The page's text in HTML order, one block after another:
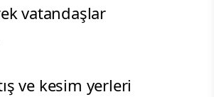
vatandaşlar
ve kesim yerleri